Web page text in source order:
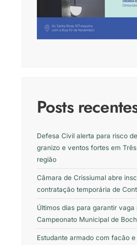
Posts
Defesa Civil alerta para risco
granizo e ventos fortes em
região
Câmara de Crissiumal abre
contratação temporária de
Últimos dias para garantir vaga
Campeonato Municipal de
Estudante armado com facão